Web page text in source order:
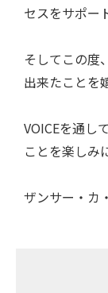
セスをサポー
そしてこの度
出来たことを
VOICEを通し
ことを楽しみ
ザンサー・カ